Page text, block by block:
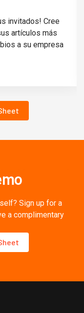
invitados! Cree
artículos más
a su empresa
Sign up for a
a complimentary